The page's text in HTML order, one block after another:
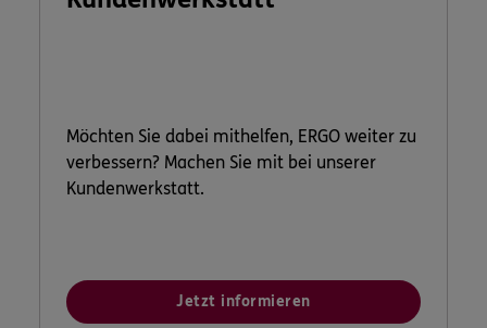
Möchten Sie dabei mithelfen, ERGO weiter zu
verbessern? Machen Sie mit bei unserer
Kundenwerkstatt.
Jetzt informieren